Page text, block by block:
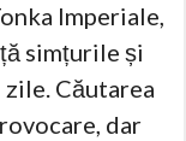
Imperiale,
simțurile și
Căutarea
dar